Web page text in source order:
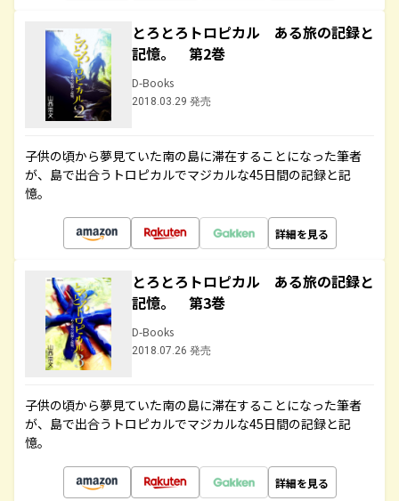
とろとろトロピカル ある旅の記録と
記憶。 第2巻
D-Books
2018.03.29 発売
子供の頃から夢見ていた南の島に滞在することになった筆者
が、島で出合うトロピカルでマジカルな45日間の記録と記
憶。
詳細を見る
とろとろトロピカル ある旅の記録と
記憶。 第3巻
D-Books
2018.07.26 発売
子供の頃から夢見ていた南の島に滞在することになった筆者
が、島で出合うトロピカルでマジカルな45日間の記録と記
憶。
詳細を見る